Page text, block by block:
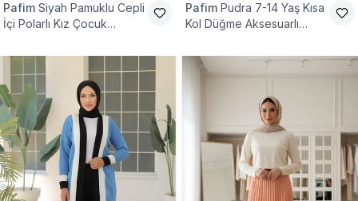
Pafim Siyah Pamuklu Cepli
İçi Polarlı Kız Çocuk
Pafim Pudra 7-14 Yaş Kısa
Kol Düğme Aksesuarlı